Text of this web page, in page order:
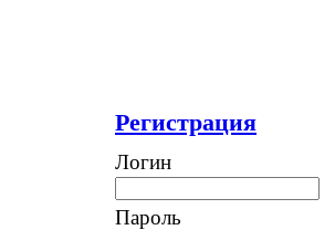
Регистрация
Логин
Пароль